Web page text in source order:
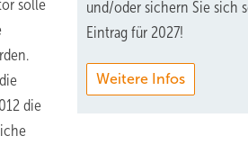
solle
die
und/oder sichern Sie sich
Eintrag für 2027!
Weitere Infos